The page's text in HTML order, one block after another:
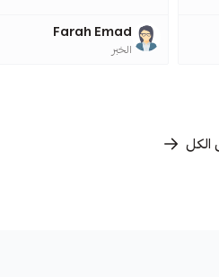
Farah Emad
الخبر